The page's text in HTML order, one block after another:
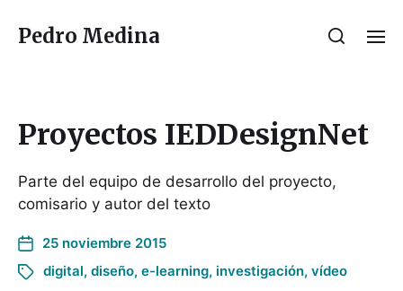
Pedro Medina
Proyectos IEDDesignNet
Parte del equipo de desarrollo del proyecto,
comisario y autor del texto
25 noviembre 2015
digital, diseño, e-learning, investigación, vídeo